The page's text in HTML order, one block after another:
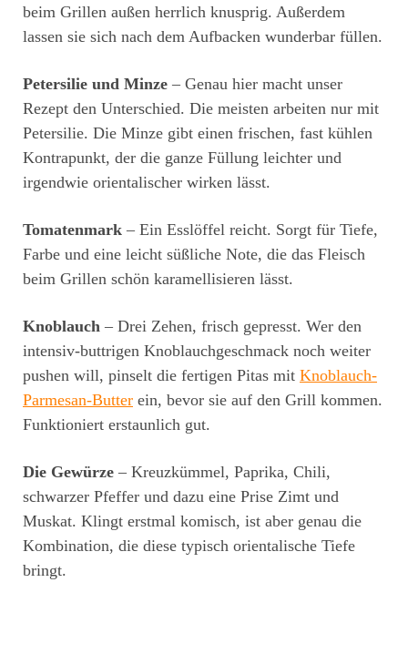
beim Grillen außen herrlich knusprig. Außerdem
lassen sie sich nach dem Aufbacken wunderbar füllen.
Petersilie und Minze – Genau hier macht unser
Rezept den Unterschied. Die meisten arbeiten nur mit
Petersilie. Die Minze gibt einen frischen, fast kühlen
Kontrapunkt, der die ganze Füllung leichter und
irgendwie orientalischer wirken lässt.
Tomatenmark – Ein Esslöffel reicht. Sorgt für Tiefe,
Farbe und eine leicht süßliche Note, die das Fleisch
beim Grillen schön karamellisieren lässt.
Knoblauch – Drei Zehen, frisch gepresst. Wer den
intensiv-buttrigen Knoblauchgeschmack noch weiter
pushen will, pinselt die fertigen Pitas mit Knoblauch-
Parmesan-Butter ein, bevor sie auf den Grill kommen.
Funktioniert erstaunlich gut.
Die Gewürze – Kreuzkümmel, Paprika, Chili,
schwarzer Pfeffer und dazu eine Prise Zimt und
Muskat. Klingt erstmal komisch, ist aber genau die
Kombination, die diese typisch orientalische Tiefe
bringt.